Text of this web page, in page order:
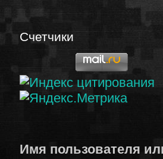
Счетчики
Имя пользователя